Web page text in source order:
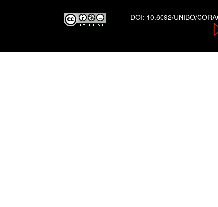
DOI: 10.6092/UNIBO/